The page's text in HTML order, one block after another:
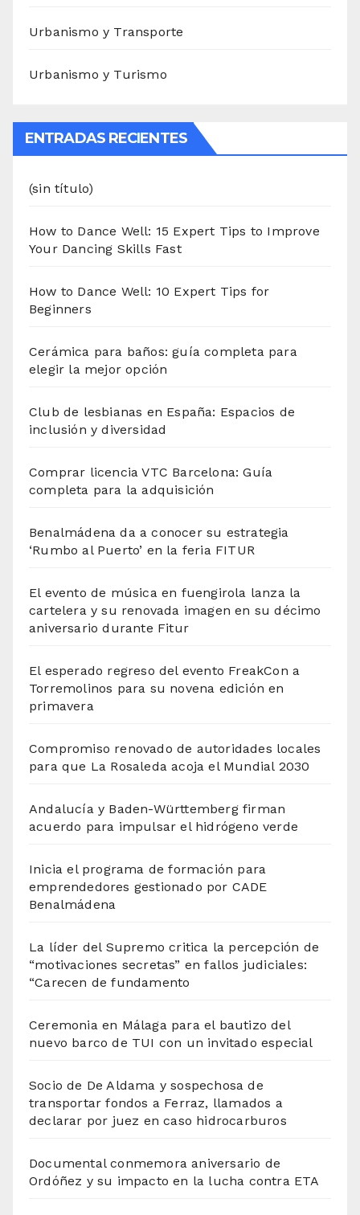
Urbanismo y Transporte
Urbanismo y Turismo
ENTRADAS RECIENTES
(sin título)
How to Dance Well: 15 Expert Tips to Improve
Your Dancing Skills Fast
How to Dance Well: 10 Expert Tips for
Beginners
Cerámica para baños: guía completa para
elegir la mejor opción
Club de lesbianas en España: Espacios de
inclusión y diversidad
Comprar licencia VTC Barcelona: Guía
completa para la adquisición
Benalmádena da a conocer su estrategia
‘Rumbo al Puerto’ en la feria FITUR
El evento de música en fuengirola lanza la
cartelera y su renovada imagen en su décimo
aniversario durante Fitur
El esperado regreso del evento FreakCon a
Torremolinos para su novena edición en
primavera
Compromiso renovado de autoridades locales
para que La Rosaleda acoja el Mundial 2030
Andalucía y Baden-Württemberg firman
acuerdo para impulsar el hidrógeno verde
Inicia el programa de formación para
emprendedores gestionado por CADE
Benalmádena
La líder del Supremo critica la percepción de
“motivaciones secretas” en fallos judiciales:
“Carecen de fundamento
Ceremonia en Málaga para el bautizo del
nuevo barco de TUI con un invitado especial
Socio de De Aldama y sospechosa de
transportar fondos a Ferraz, llamados a
declarar por juez en caso hidrocarburos
Documental conmemora aniversario de
Ordóñez y su impacto en la lucha contra ETA